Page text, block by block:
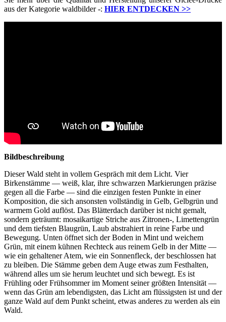
aus der Kategorie waldbilder -: HIER ENTDECKEN >>
Bildbeschreibung
Dieser Wald steht in vollem Gespräch mit dem Licht. Vier
Birkenstämme — weiß, klar, ihre schwarzen Markierungen präzise
gegen all die Farbe — sind die einzigen festen Punkte in einer
Komposition, die sich ansonsten vollständig in Gelb, Gelbgrün und
warmem Gold auflöst. Das Blätterdach darüber ist nicht gemalt,
sondern geträumt: mosaikartige Striche aus Zitronen-, Limettengrün
und dem tiefsten Blaugrün, Laub abstrahiert in reine Farbe und
Bewegung. Unten öffnet sich der Boden in Mint und weichem
Grün, mit einem kühnen Rechteck aus reinem Gelb in der Mitte —
wie ein gehaltener Atem, wie ein Sonnenfleck, der beschlossen hat
zu bleiben. Die Stämme geben dem Auge etwas zum Festhalten,
während alles um sie herum leuchtet und sich bewegt. Es ist
Frühling oder Frühsommer im Moment seiner größten Intensität —
wenn das Grün am lebendigsten, das Licht am flüssigsten ist und der
ganze Wald auf dem Punkt scheint, etwas anderes zu werden als ein
Wald.